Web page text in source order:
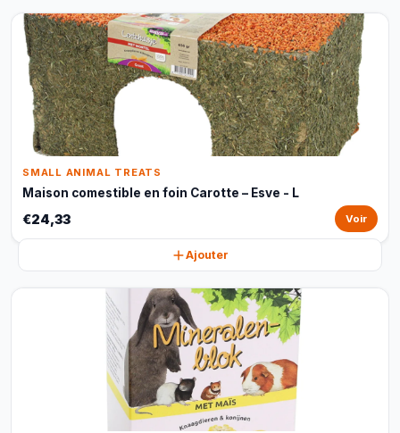
SMALL ANIMAL TREATS
Maison comestible en foin Carotte – Esve - L
€24,33 Voir
Ajouter